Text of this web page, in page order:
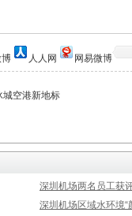
博 人人网 网易微博
城空港新地标
深圳机场两名员工获
深圳机场区域水环境“